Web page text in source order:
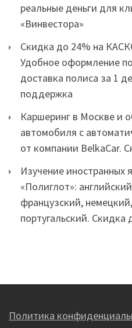
реальные деньги для
«Винвестора»
Скидка до 24% на
Удобное оформление
доставка полиса за 1
поддержка
Каршеринг в Москве и
автомобиля с
от компании BelkaCar.
Изучение иностранных
«Полиглот»:
французский,
португальский. Скидка
Политика